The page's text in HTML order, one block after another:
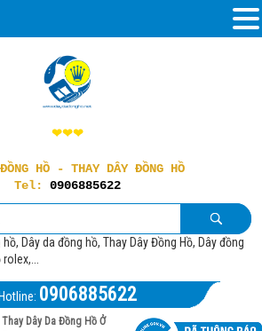
❤❤❤
HỒ - THAY DÂY ĐỒNG HỒ
Tel: 0906885622
Dây da đồng hồ, Thay Dây Đồng Hồ, Dây đồng
Hotline: 0906885622
Thay Dây Da Đồng Hồ Ở